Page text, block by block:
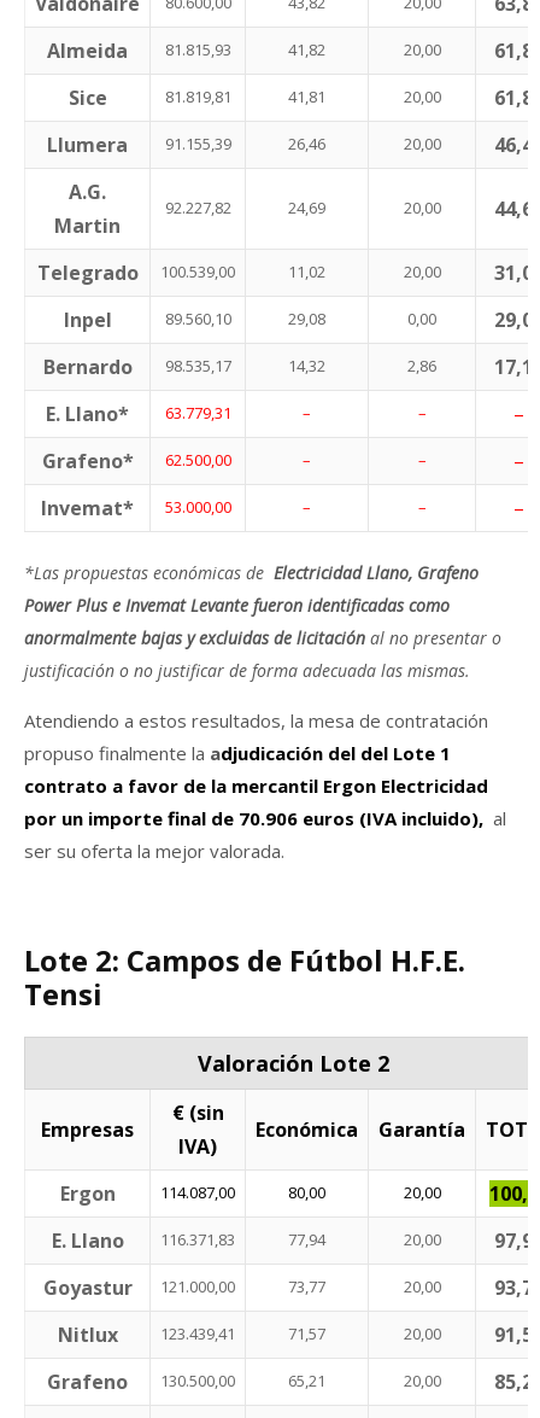
Almeida
81.815,93 41,82 20,00
Sice
81.819,81 41,81 20,00
Llumera
91.155,39 26,46 20,00
A.G.
Martin
92.227,82 24,69 20,00
Telegrado 100.539,00 11,02 20,00
Inpel
89.560,10 29,08 0,00
Bernardo
98.535,17 14,32 2,86
E. Llano*
63.779,31 – –
–
Grafeno*
62.500,00 – –
–
Invemat*
53.000,00 – – –
*Las propuestas económicas de Electricidad Llano, Grafeno
Power Plus e Invemat Levante fueron identificadas como
anormalmente bajas y excluidas de licitación al no presentar o
justificación o no justificar de forma adecuada las mismas.
Atendiendo a estos resultados, la mesa de contratación
propuso finalmente la adjudicación del del Lote 1
contrato a favor de la mercantil Ergon Electricidad
por un importe final de 70.906 euros (IVA incluido), al
ser su oferta la mejor valorada.
Lote 2: Campos de Fútbol H.F.E.
Tensi
Valoración Lote 2
Empresas
€ (sin
IVA)
Económica Garantía
Ergon 114.087,00 80,00 20,00
E. Llano
116.371,83 77,94 20,00
Goyastur
121.000,00 73,77 20,00
Nitlux
123.439,41 71,57 20,00
Grafeno
130.500,00 65,21 20,00